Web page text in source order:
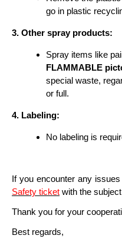
go in plastic
3. Other spray products:
Spray items like
FLAMMABLE
special waste,
or full.
4. Labeling:
No labeling is
If you encounter any
Safety ticket with the
Thank you for your
​Best regards,